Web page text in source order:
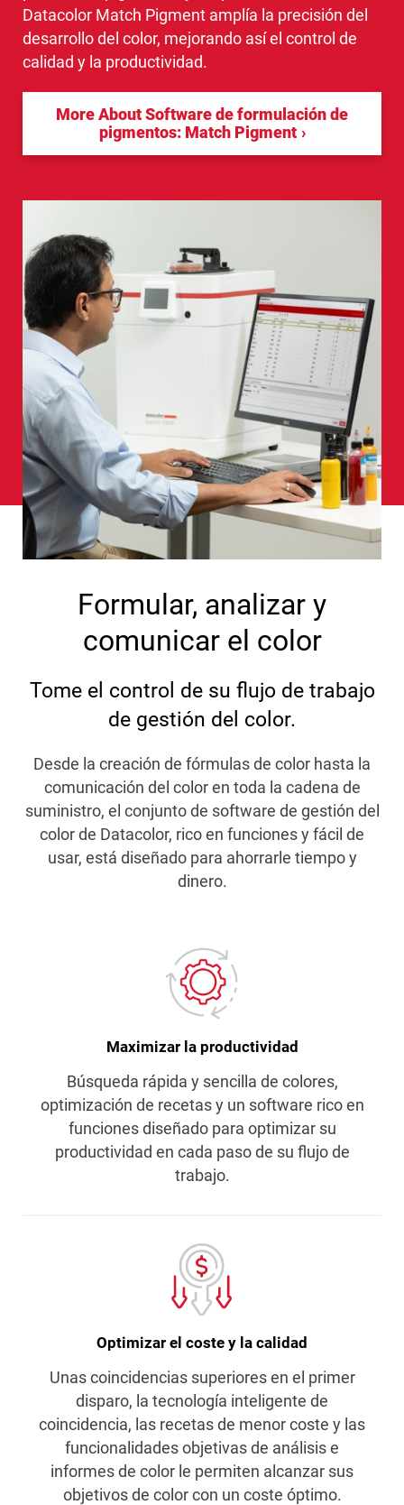
Datacolor Match Pigment amplía la precisión del
desarrollo del color, mejorando así el control de
calidad y la productividad.
More About Software de formulación de
pigmentos: Match Pigment
Formular, analizar y
comunicar el color
Tome el control de su flujo de trabajo
de gestión del color.
Desde la creación de fórmulas de color hasta la
comunicación del color en toda la cadena de
suministro, el conjunto de software de gestión del
color de Datacolor, rico en funciones y fácil de
usar, está diseñado para ahorrarle tiempo y
dinero.
Maximizar la productividad
Búsqueda rápida y sencilla de colores,
optimización de recetas y un software rico en
funciones diseñado para optimizar su
productividad en cada paso de su flujo de
trabajo.
Optimizar el coste y la calidad
Unas coincidencias superiores en el primer
disparo, la tecnología inteligente de
coincidencia, las recetas de menor coste y las
funcionalidades objetivas de análisis e
informes de color le permiten alcanzar sus
objetivos de color con un coste óptimo.